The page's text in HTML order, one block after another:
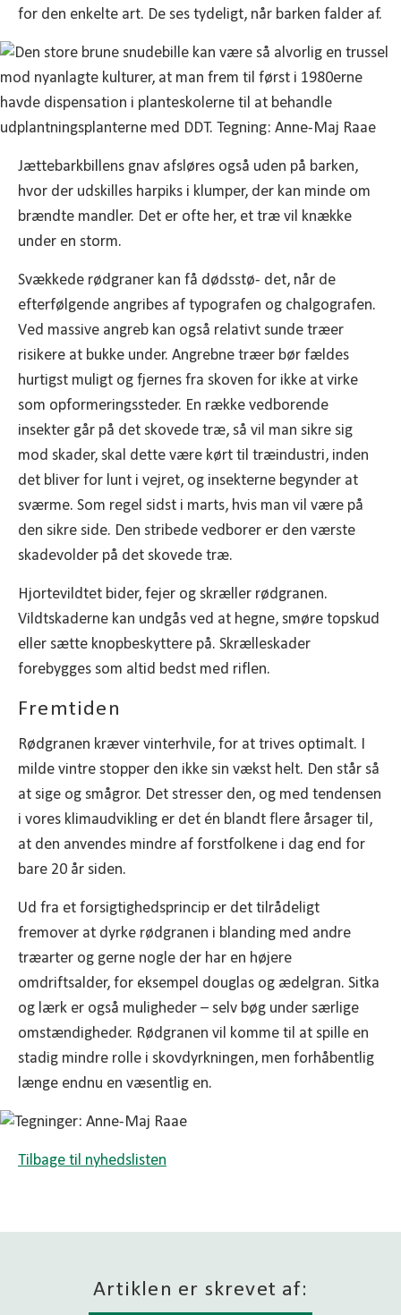
for den enkelte art. De ses tydeligt, når barken falder af.
Jættebarkbillens gnav afsløres også uden på barken,
hvor der udskilles harpiks i klumper, der kan minde om
brændte mandler. Det er ofte her, et træ vil knække
under en storm.
Svækkede rødgraner kan få dødsstø- det, når de
efterfølgende angribes af typografen og chalgografen.
Ved massive angreb kan også relativt sunde træer
risikere at bukke under. Angrebne træer bør fældes
hurtigst muligt og fjernes fra skoven for ikke at virke
som opformeringssteder. En række vedborende
insekter går på det skovede træ, så vil man sikre sig
mod skader, skal dette være kørt til træindustri, inden
det bliver for lunt i vejret, og insekterne begynder at
sværme. Som regel sidst i marts, hvis man vil være på
den sikre side. Den stribede vedborer er den værste
skadevolder på det skovede træ.
Hjortevildtet bider, fejer og skræller rødgranen.
Vildtskaderne kan undgås ved at hegne, smøre topskud
eller sætte knopbeskyttere på. Skrælleskader
forebygges som altid bedst med riflen.
Fremtiden
Rødgranen kræver vinterhvile, for at trives optimalt. I
milde vintre stopper den ikke sin vækst helt. Den står så
at sige og smågror. Det stresser den, og med tendensen
i vores klimaudvikling er det én blandt flere årsager til,
at den anvendes mindre af forstfolkene i dag end for
bare 20 år siden.
Ud fra et forsigtighedsprincip er det tilrådeligt
fremover at dyrke rødgranen i blanding med andre
træarter og gerne nogle der har en højere
omdriftsalder, for eksempel douglas og ædelgran. Sitka
og lærk er også muligheder – selv bøg under særlige
omstændigheder. Rødgranen vil komme til at spille en
stadig mindre rolle i skovdyrkningen, men forhåbentlig
længe endnu en væsentlig en.
Tilbage til nyhedslisten
Artiklen er skrevet af: